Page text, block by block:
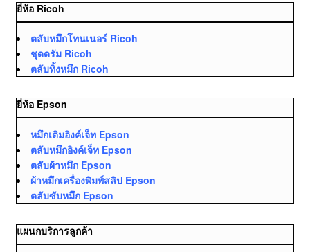
ยี่ห้อ Ricoh
ตลับหมึกโทนเนอร์ Ricoh
ชุดดรัม Ricoh
ตลับทิ้งหมึก Ricoh
ยี่ห้อ Epson
หมึกเติมอิงค์เจ็ท Epson
ตลับหมึกอิงค์เจ็ท Epson
ตลับผ้าหมึก Epson
ผ้าหมึกเครื่องพิมพ์สลิป Epson
ตลับซับหมึก Epson
แผนกบริการลูกค้า